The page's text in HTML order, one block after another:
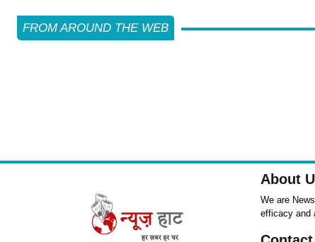
FROM AROUND THE WEB
About
We are
efficacy and